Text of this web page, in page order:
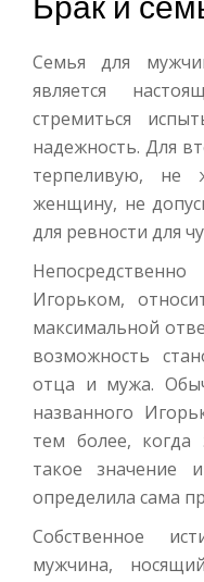
Семья для
является
стремиться
надежность. Для
терпеливую, не
женщину, не
для ревности для
Игорьком,
максимальной
возможность
отца и мужа.
названного
тем более,
такое значение
определила сама
Собственное
мужчина,